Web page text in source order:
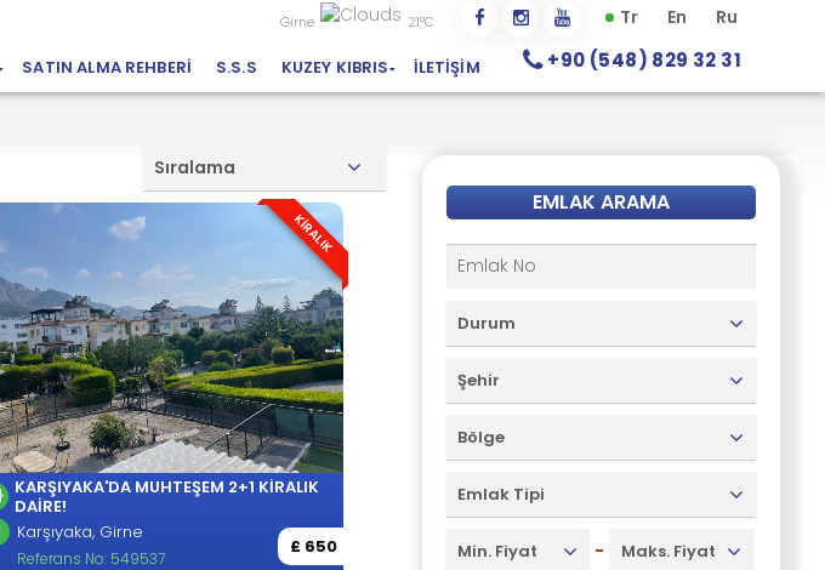
Tr En Ru
Girne 21°C
+90 (548) 829 32 31
SATIN ALMA REHBERI S.S.S KUZEY KIBRIS İLETIŞIM
Sıralama
KİRALIK
KARŞIYAKA'DA MUHTEŞEM 2+1 KIRALIK
DAIRE!
Karşıyaka, Girne
£ 650
Referans No: 549537
EMLAK ARAMA
Durum
Şehir
Bölge
Emlak Tipi
Min. Fiyat - Maks. Fiyat